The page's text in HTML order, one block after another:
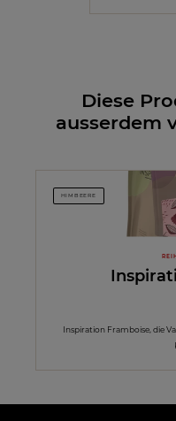
Diese
ausserdem
HIMBEERE
Inspiration Framboise, die